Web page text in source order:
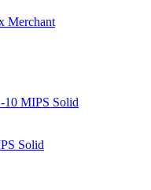
Merchant
Solid